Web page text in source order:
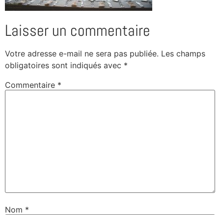
Laisser un commentaire
Votre adresse e-mail ne sera pas publiée. Les champs
obligatoires sont indiqués avec *
Commentaire *
Nom *